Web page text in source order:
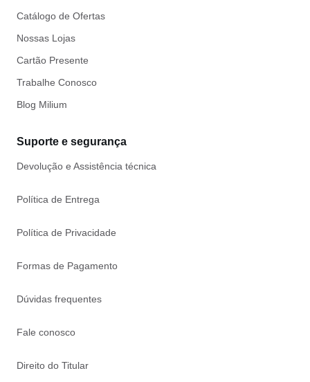
Catálogo de Ofertas
Nossas Lojas
Cartão Presente
Trabalhe Conosco
Blog Milium
Suporte e segurança
Devolução e Assistência técnica
Política de Entrega
Política de Privacidade
Formas de Pagamento
Dúvidas frequentes
Fale conosco
Direito do Titular